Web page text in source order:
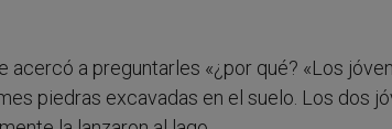
a preguntarles «¿por qué? «Los
piedras excavadas en el suelo. Los dos